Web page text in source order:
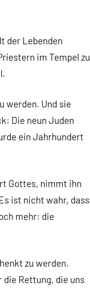
der Lebenden
im Tempel zu
werden. Und sie
Die neun Juden
ein Jahrhundert
Gottes, nimmt ihn
ist nicht wahr, dass
mehr: die
zu werden.
die Rettung, die uns